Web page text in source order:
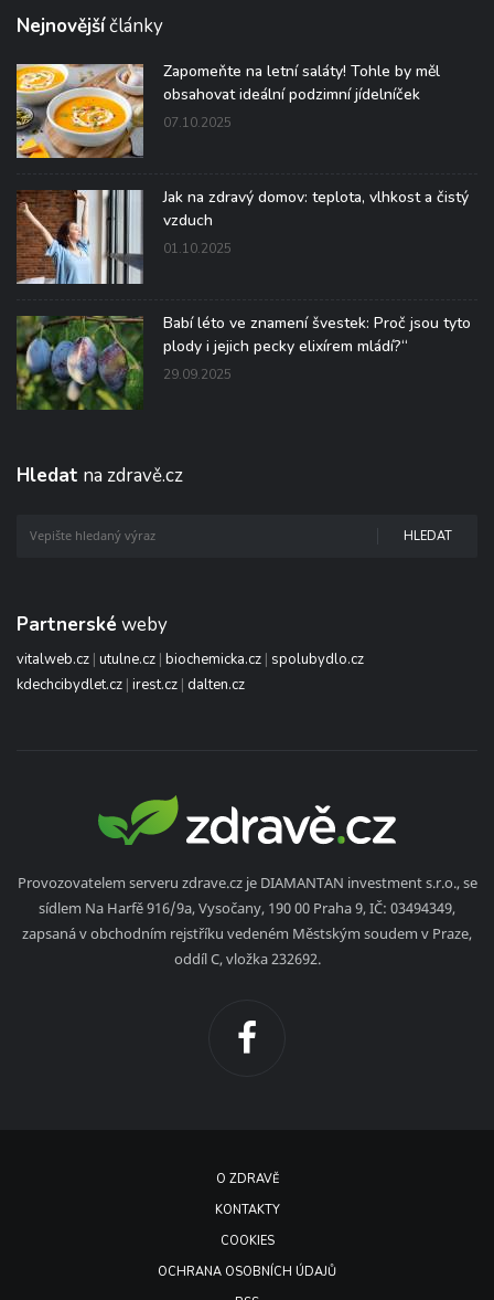
Nejnovějšíčlánky
Zapomeňte na letní saláty! Tohle by měl
obsahovat ideální podzimní jídelníček
07.10.2025
Jak na zdravý domov: teplota, vlhkost a čistý
vzduch
01.10.2025
Babí léto ve znamení švestek: Proč jsou tyto
plody i jejich pecky elixírem mládí?“
29.09.2025
Hledat na zdravě.cz
HLEDAT
Partnerské weby
vitalweb.cz | utulne.cz | biochemicka.cz | spolubydlo.cz
kdechcibydlet.cz | irest.cz | dalten.cz
Provozovatelem serveru zdrave.cz je DIAMANTAN investment s.r.o., se
sídlem Na Harfě 916/9a, Vysočany, 190 00 Praha 9, IČ: 03494349,
zapsaná v obchodním rejstříku vedeném Městským soudem v Praze,
oddíl C, vložka 232692.
O ZDRAVĚ
KONTAKTY
COOKIES
OCHRANA OSOBNÍCH ÚDAJŮ